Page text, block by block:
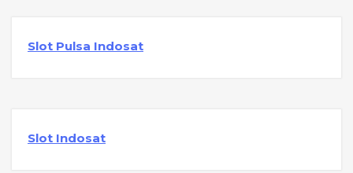
Slot Pulsa Indosat
Slot Indosat